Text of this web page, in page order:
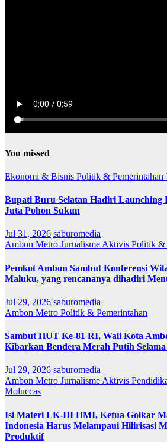
You missed
Ekonomi & Bisnis Politik & Pemerintahan
Bupati Buru Selatan Hadiri Launching
Juta Pohon Sukun
Jul 31, 2026 saburomedia
Ambon Metro Jurnalisme Aktivis Politik &
Pemkot Ambon Sambut Konferensi
Maluku, yang rencananya dihadiri
Jul 29, 2026 saburomedia
Ambon Metro Politik & Pemerintahan
Sambut HUT Ke-81 RI, Wali Kota
Kibarkan Bendera Merah Putih Selama
Jul 29, 2026 saburomedia
Ambon Metro Jurnalisme Aktivis
Moluccas
Isi Materi LK-III HMI, Ketua Golkar
Indonesia Harus Melampaui Hilirisasi
Produktif